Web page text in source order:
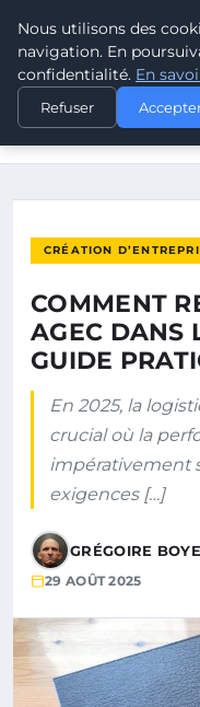
POUVOIR
ACCUEIL
COMMENT RESPECTER
CRÉATION
COMMENT
AGEC DANS
GUIDE
En 2025, la
crucial où la
impérativement
exigences […]
GRÉGOIRE
29 AOÛT 2025
Nous utilisons des
navigation. En
confidentialité. En
Refuser